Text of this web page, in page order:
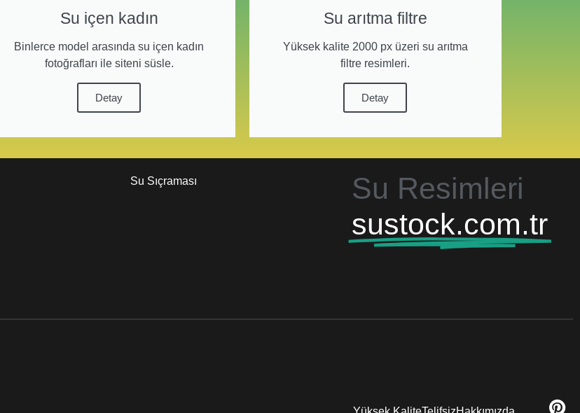
Su içen kadın
Binlerce model arasında su içen kadın
fotoğrafları ile siteni süsle.
Detay
Su arıtma filtre
Yüksek kalite 2000 px üzeri su arıtma
filtre resimleri.
Detay
Su Sıçraması
Su Resimleri
sustock.com.tr